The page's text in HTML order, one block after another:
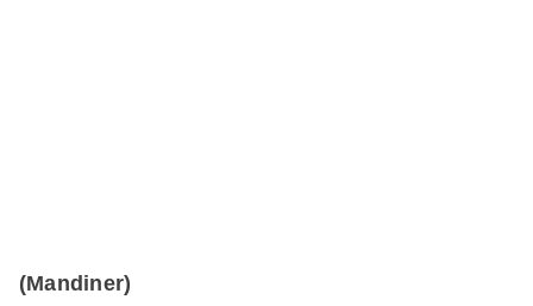
(Mandiner)